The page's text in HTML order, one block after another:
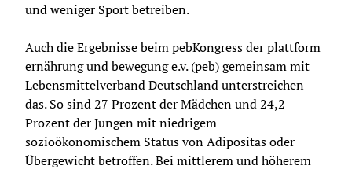
und weniger Sport betreiben.
Auch die Ergebnisse beim pebKongress der plattform
ernährung und bewegung e.v. (peb) gemeinsam mit
Lebensmittelverband Deutschland unterstreichen
das. So sind 27 Prozent der Mädchen und 24,2
Prozent der Jungen mit niedrigem
sozioökonomischem Status von Adipositas oder
Übergewicht betroffen. Bei mittlerem und höherem